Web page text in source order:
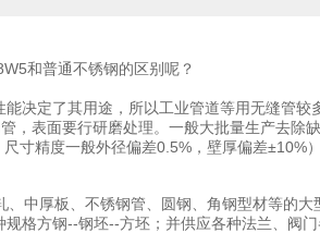
和普通不锈钢的区别呢？
决定了其用途，所以工业管道等用无缝管较
，表面要行研磨处理。一般大批量生产去除
寸精度一般外径偏差0.5%，壁厚偏差±10%
中厚板、不锈钢管、圆钢、角钢型材等的大
格方钢--钢坯--方坯；并供应各种法兰、阀